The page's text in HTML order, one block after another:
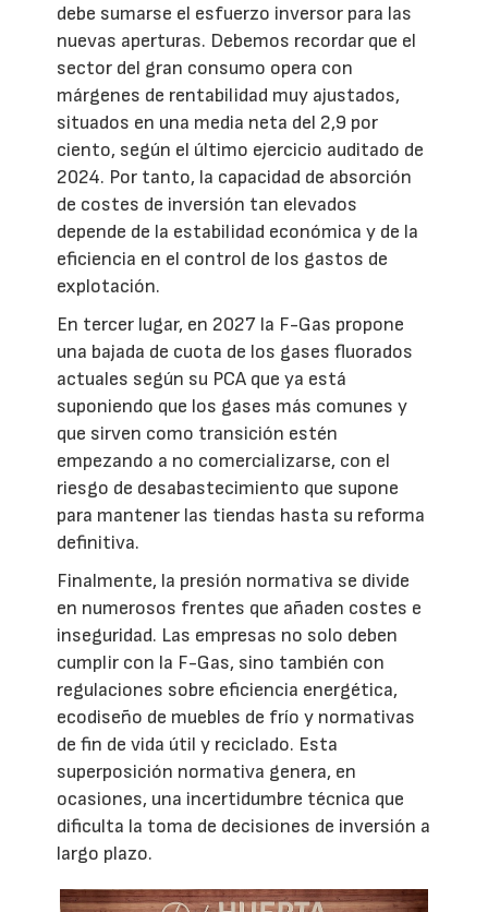
debe sumarse el esfuerzo inversor para las
nuevas aperturas. Debemos recordar que el
sector del gran consumo opera con
márgenes de rentabilidad muy ajustados,
situados en una media neta del 2,9 por
ciento, según el último ejercicio auditado de
2024. Por tanto, la capacidad de absorción
de costes de inversión tan elevados
depende de la estabilidad económica y de la
eficiencia en el control de los gastos de
explotación.
En tercer lugar, en 2027 la F-Gas propone
una bajada de cuota de los gases fluorados
actuales según su PCA que ya está
suponiendo que los gases más comunes y
que sirven como transición estén
empezando a no comercializarse, con el
riesgo de desabastecimiento que supone
para mantener las tiendas hasta su reforma
definitiva.
Finalmente, la presión normativa se divide
en numerosos frentes que añaden costes e
inseguridad. Las empresas no solo deben
cumplir con la F-Gas, sino también con
regulaciones sobre eficiencia energética,
ecodiseño de muebles de frío y normativas
de fin de vida útil y reciclado. Esta
superposición normativa genera, en
ocasiones, una incertidumbre técnica que
dificulta la toma de decisiones de inversión a
largo plazo.